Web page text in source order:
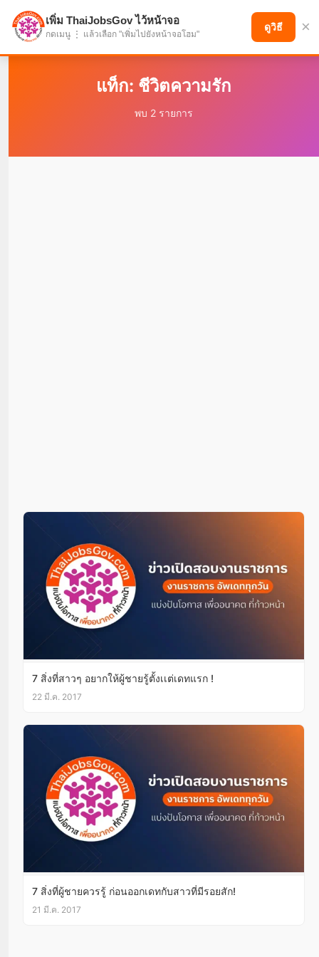
แบ่งปันโอกาส เพื่ออนาคตที่ก้าวหน้า
แท็ก: ชีวิตความรัก
พบ 2 รายการ
7 สิ่งที่สาวๆ อยากให้ผู้ชายรู้ตั้งเเต่เดทแรก !
22 มี.ค. 2017
7 สิ่งที่ผู้ชายควรรู้ ก่อนออกเดทกับสาวที่มีรอยสัก!
21 มี.ค. 2017
เพิ่ม ThaiJobsGov ไว้หน้าจอ
กดเมนู ⋮ แล้วเลือก "เพิ่มไปยังหน้าจอโฮม"
ดูวิธี ×